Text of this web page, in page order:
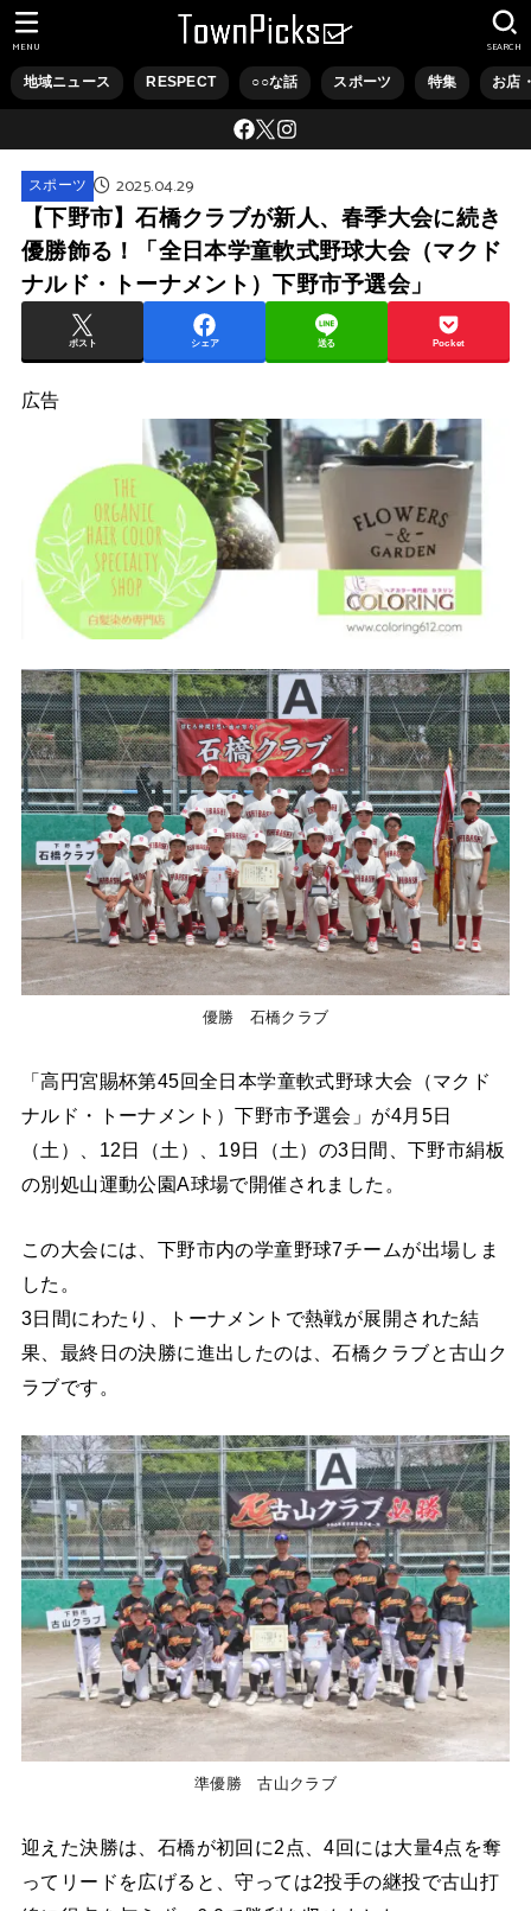
地域ニュース RESPECT ○○な話 スポーツ 特集 お店
SEARCH
MENU
スポーツ 2025.04.29
【下野市】石橋クラブが新人、春季大会に続き
優勝飾る！「全日本学童軟式野球大会（マクド
ナルド・トーナメント）下野市予選会」
ポスト シェア 送る Pocket
広告
優勝 石橋クラブ
「高円宮賜杯第45回全日本学童軟式野球大会（マクド
ナルド・トーナメント）下野市予選会」が4月5日
（土）、12日（土）、19日（土）の3日間、下野市絹板
の別処山運動公園A球場で開催されました。
この大会には、下野市内の学童野球7チームが出場しま
した。
3日間にわたり、トーナメントで熱戦が展開された結
果、最終日の決勝に進出したのは、石橋クラブと古山ク
ラブです。
準優勝 古山クラブ
迎えた決勝は、石橋が初回に2点、4回には大量4点を奪
ってリードを広げると、守っては2投手の継投で古山打